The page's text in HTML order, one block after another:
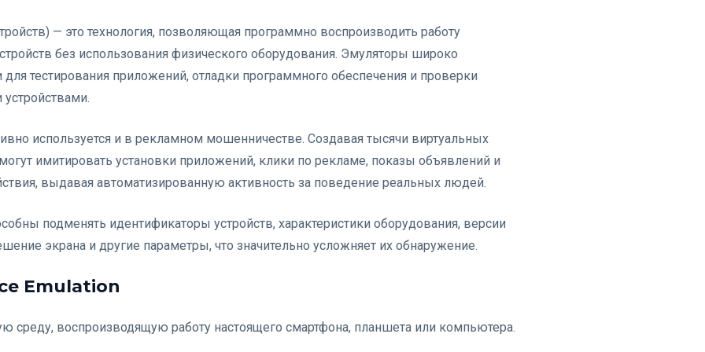
— это технология, позволяющая программно воспроизводить работу
без использования физического оборудования. Эмуляторы широко
тестирования приложений, отладки программного обеспечения и проверки
используется и в рекламном мошенничестве. Создавая тысячи виртуальных
имитировать установки приложений, клики по рекламе, показы объявлений и
выдавая автоматизированную активность за поведение реальных людей.
подменять идентификаторы устройств, характеристики оборудования, версии
экрана и другие параметры, что значительно усложняет их обнаружение.
Emulation
среду, воспроизводящую работу настоящего смартфона, планшета или компьютера.